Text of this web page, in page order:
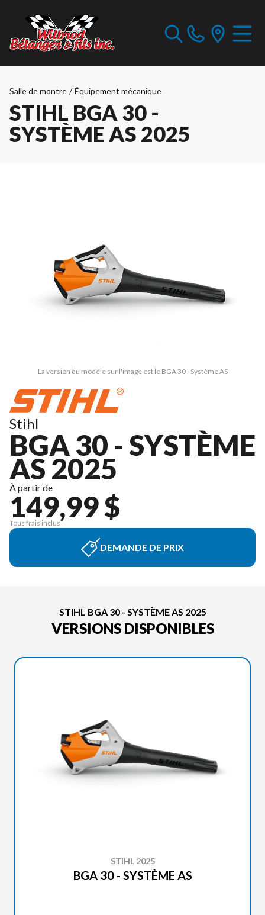
Salle de montre / Équipement mécanique
STIHL BGA 30 -
SYSTÈME AS 2025
La version du modèle sur l'image est le BGA 30 - Système AS
Stihl
BGA 30 - SYSTÈME
AS 2025
À partir de
149,99 $
Tous frais inclus
DEMANDE DE PRIX
STIHL BGA 30 - SYSTÈME AS 2025
VERSIONS DISPONIBLES
STIHL 2025
BGA 30 - SYSTÈME AS